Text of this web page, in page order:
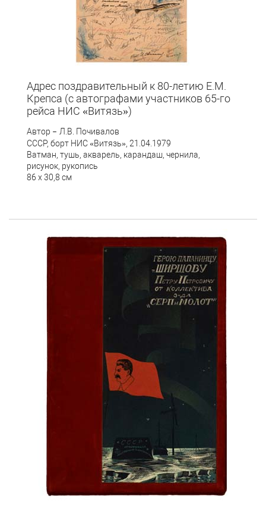
Адрес поздравительный к 80-летию Е.М.
Крепса (с автографами участников 65-го
рейса НИС «Витязь»)
Автор – Л.В. Почивалов
СССР, борт НИС «Витязь», 21.04.1979
Ватман, тушь, акварель, карандаш, чернила,
рисунок, рукопись
86 х 30,8 см